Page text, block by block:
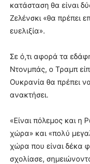
κατάσταση θα είναι
Ζελένσκι «θα πρέπει
ευελιξία».
Σε ό,τι αφορά τα
Ντονμπάς, ο Τραμπ
Ουκρανία θα πρέπει
ανακτήσει.
«Είναι πόλεμος και η
χώρα» και «πολύ
χώρα που είναι δέκα
σχολίασε,